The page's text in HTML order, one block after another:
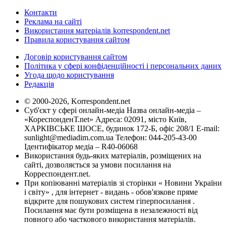
Контакти
Реклама на сайті
Використання матеріалів korrespondent.net
Правила користування сайтом
Договір користування сайтом
Політика у сфері конфіденційності і персональних даних
Угода щодо користування
Редакція
© 2000-2026, Korrespondent.net
Суб'єкт у сфері онлайн-медіа Назва онлайн-медіа –
«КореспонденТ.net» Адреса: 02091, місто Київ,
ХАРКІВСЬКЕ ШОСЕ, будинок 172-Б, офіс 208/1 E-mail:
sunlight@mediadim.com.ua Телефон: 044-205-43-00
Ідентифікатор медіа – R40-06068
Використання будь-яких матеріалів, розміщених на
сайті, дозволяється за умови посилання на
Корреспондент.net.
При копіюванні матеріалів зі сторінки « Новини України
і світу» , для інтернет - видань - обов'язкове пряме
відкрите для пошукових систем гіперпосилання .
Посилання має бути розміщена в незалежності від
повного або часткового використання матеріалів.